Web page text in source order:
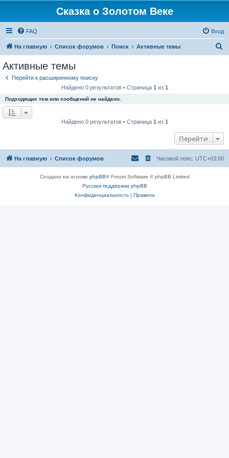
Сказка о Золотом Веке
FAQ Вход
На главную Список форумов Поиск Активные темы
Активные темы
Перейти к расширенному поиску
Найдено 0 результатов • Страница 1 из 1
Подходящих тем или сообщений не найдено.
Найдено 0 результатов • Страница 1 из 1
Перейти
На главную Список форумов Часовой пояс: UTC+03:00
Создано на основе phpBB® Forum Software © phpBB Limited
Русская поддержка phpBB
Конфиденциальность| Правила